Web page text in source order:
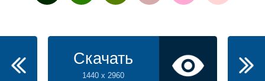
Скачать
1440 x 2960